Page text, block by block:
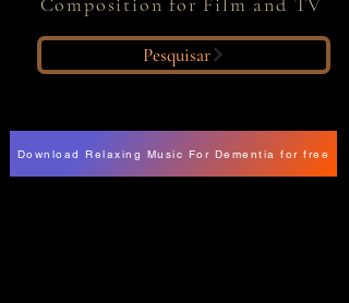
Pesquisar
Download Relaxing Music For Dementia for free